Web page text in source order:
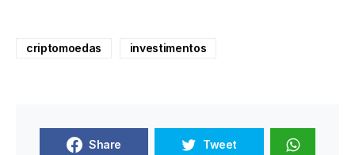
criptomoedas investimentos
Share Tweet